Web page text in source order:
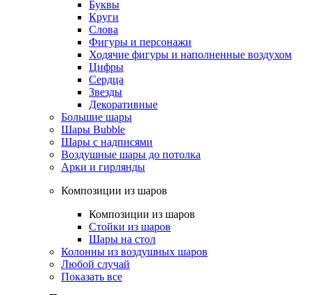
Буквы
Круги
Слова
Фигуры и персонажи
Ходячие фигуры и наполненные воздухом
Цифры
Сердца
Звезды
Декоративные
Большие шары
Шары Bubble
Шары с надписями
Воздушные шары до потолка
Арки и гирлянды
Композиции из шаров
Композиции из шаров
Стойки из шаров
Шары на стол
Колонны из воздушных шаров
Любой случай
Показать все